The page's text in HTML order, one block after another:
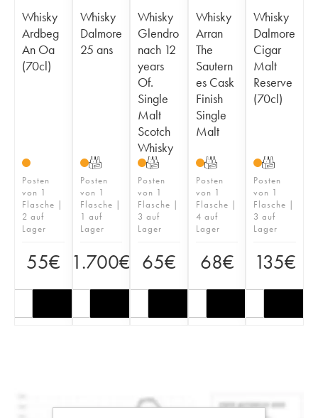
Whisky
Ardbeg
An Oa
(70cl)
Posten
von 1
Flasche |
2 auf
Lager
55€
Whisky
Dalmore
25 ans
T
Posten
von 1
Flasche |
1 auf
Lager
1.700€
Whisky
Glendro
nach 12
years
Of.
Single
Malt
Scotch
Whisky
T
Posten
von 1
Flasche |
3 auf
Lager
65€
Whisky
Arran
The
Sautern
es Cask
Finish
Single
Malt
T
Posten
von 1
Flasche |
4 auf
Lager
68€
Whisky
Dalmore
Cigar
Malt
Reserve
(70cl)
T
Posten
von 1
Flasche |
3 auf
Lager
135€